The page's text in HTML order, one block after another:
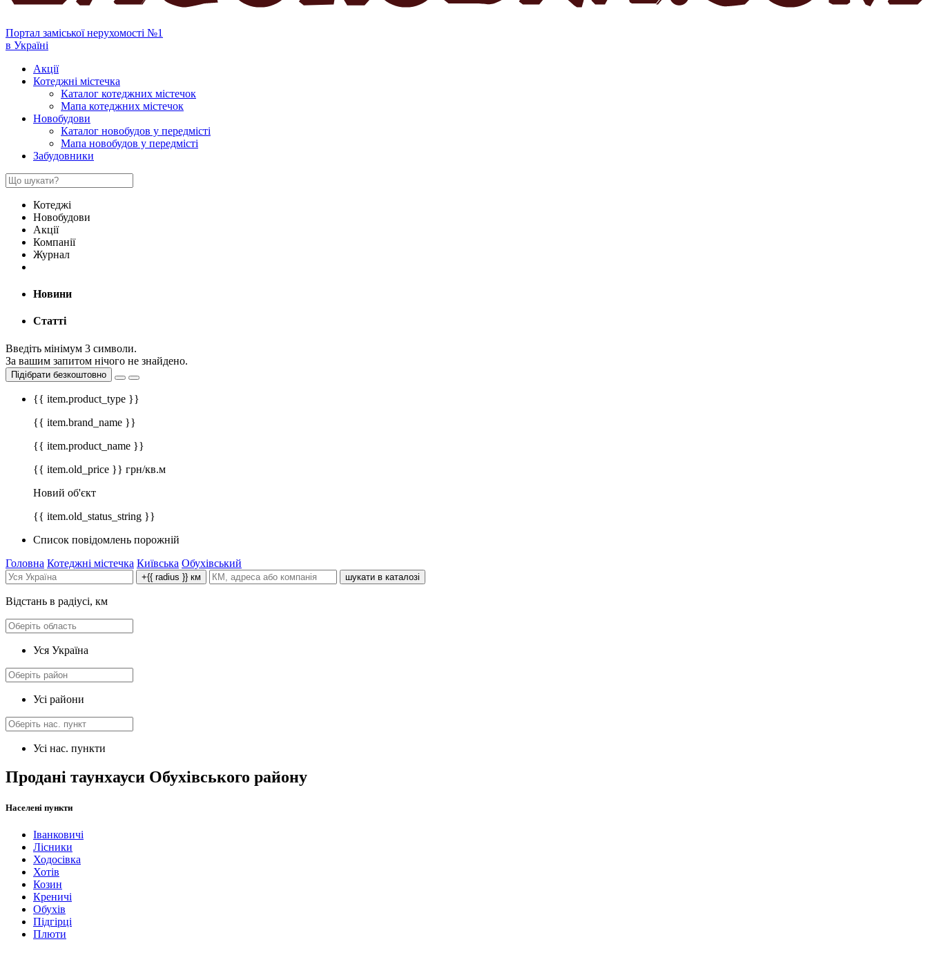
Портал заміської нерухомості №1
в Україні
Акції
Котеджні містечка
Каталог котеджних містечок
Мапа котеджних містечок
Новобудови
Каталог новобудов у передмісті
Мапа новобудов у передмісті
Забудовники
Котеджі
Новобудови
Акції
Компанії
Журнал
Новини
Статті
Введіть мінімум 3 символи.
За вашим запитом нічого не знайдено.
Підібрати безкоштовно
{{ item.product_type }}
{{ item.brand_name }}
{{ item.product_name }}
{{ item.old_price }} грн/кв.м
Новий об'єкт
{{ item.old_status_string }}
Список повідомлень порожній
Головна Котеджні містечка Київська Обухівський
+{{ radius }} км шукати в каталозі
Відстань в радіусі, км
Уся Україна
Усі райони
Усі нас. пункти
Продані таунхауси Обухівського району
Населені пункти
Іванковичі
Лісники
Ходосівка
Хотів
Козин
Креничі
Обухів
Підгірці
Плюти